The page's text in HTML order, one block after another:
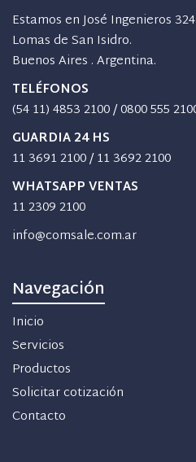
Estamos en José Ingenieros
Lomas de San Isidro.
Buenos Aires . Argentina.
TELÉFONOS
(54 11) 4853 2100/0800 555
GUARDIA 24 HS
11 3691 2100/11 3692 2100
WHATSAPP VENTAS
11 2309 2100
info@comsale.com.ar
Navegación
Inicio
Servicios
Productos
Solicitar cotización
Contacto